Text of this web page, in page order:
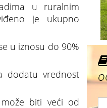
u ruralnim
je ukupno
u iznosu do 90%
dodatu vrednost
biti veći od